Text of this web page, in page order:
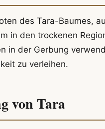
des Tara-Baumes,
in den trockenen
in der Gerbung
zu verleihen.
von Tara